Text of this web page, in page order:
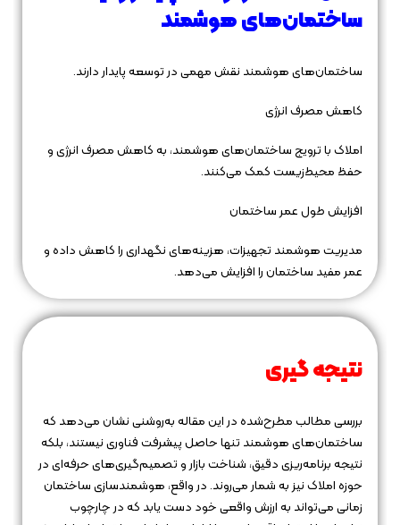
ساختمان‌های هوشمند
ساختمان‌های هوشمند نقش مهمی در توسعه پایدار دارند.
کاهش مصرف انرژی
املاک با ترویج ساختمان‌های هوشمند، به کاهش مصرف انرژی و
حفظ محیط‌زیست کمک می‌کنند.
افزایش طول عمر ساختمان
مدیریت هوشمند تجهیزات، هزینه‌های نگهداری را کاهش داده و
عمر مفید ساختمان را افزایش می‌دهد.
نتیجه‌ گیری
بررسی مطالب مطرح‌شده در این مقاله به‌روشنی نشان می‌دهد که
ساختمان‌های هوشمند تنها حاصل پیشرفت فناوری نیستند، بلکه
نتیجه برنامه‌ریزی دقیق، شناخت بازار و تصمیم‌گیری‌های حرفه‌ای در
حوزه املاک نیز به شمار می‌روند. در واقع، هوشمندسازی ساختمان
زمانی می‌تواند به ارزش واقعی خود دست یابد که در چارچوب